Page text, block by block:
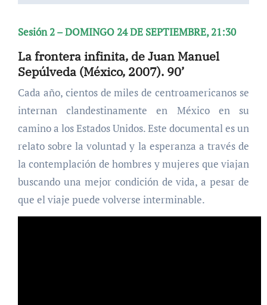
Sesión 2 – DOMINGO 24 DE SEPTIEMBRE, 21:30
La frontera infinita, de Juan Manuel
Sepúlveda (México, 2007). 90’
Cada año, cientos de miles de centroamericanos se
internan clandestinamente en México en su
camino a los Estados Unidos. Este documental es un
relato sobre la voluntad y la esperanza a través de
la contemplación de hombres y mujeres que viajan
buscando una mejor condición de vida, a pesar de
que el viaje puede volverse interminable.